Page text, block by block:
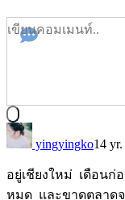
yingyingko14 yr.
อยู่เชียงใหม่ เดือนก่
หมด และขาดตลาดจ